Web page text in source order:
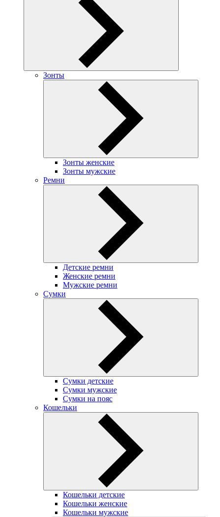
Зонты
Зонты женские
Зонты мужские
Ремни
Детские ремни
Женские ремни
Мужские ремни
Сумки
Сумки детские
Сумки мужские
Сумки на пояс
Кошельки
Кошельки детские
Кошельки женские
Кошельки мужские